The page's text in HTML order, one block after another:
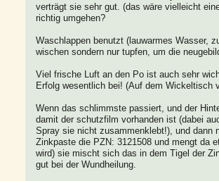
verträgt sie sehr gut. (das wäre vielleicht
richtig umgehen?
Waschlappen benutzt (lauwarmes Wasser,
wischen sondern nur tupfen, um die
Viel frische Luft an den Po ist auch sehr
Erfolg wesentlich bei! (Auf dem Wickeltisch
Wenn das schlimmste passiert, und der
damit der schutzfilm vorhanden ist (dabei
Spray sie nicht zusammenklebt!), und dann
Zinkpaste die PZN: 3121508 und mengt da
wird) sie mischt sich das in dem Tigel der
gut bei der Wundheilung.